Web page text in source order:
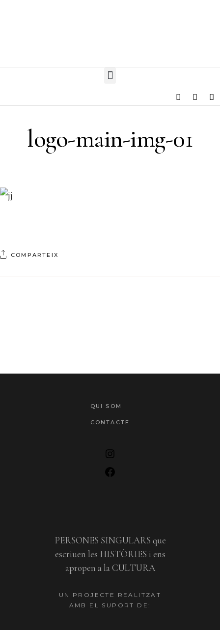
logo-main-img-01
COMPARTEIX
QUI SOM
CONTACTE
PERSONES SINGULARS que
escriuen les HISTÒRIES i ens
apropen a la CULTURA
UN PROJECTE REALITZAT
AMB EL SUPORT DE: